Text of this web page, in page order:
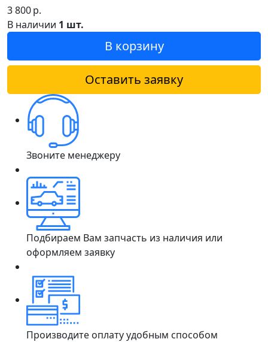
3 800р.
В наличии 1 шт.
В корзину
Оставить заявку
Звоните менеджеру
Подбираем Вам запчасть из наличия или
оформляем заявку
Производите оплату удобным способом